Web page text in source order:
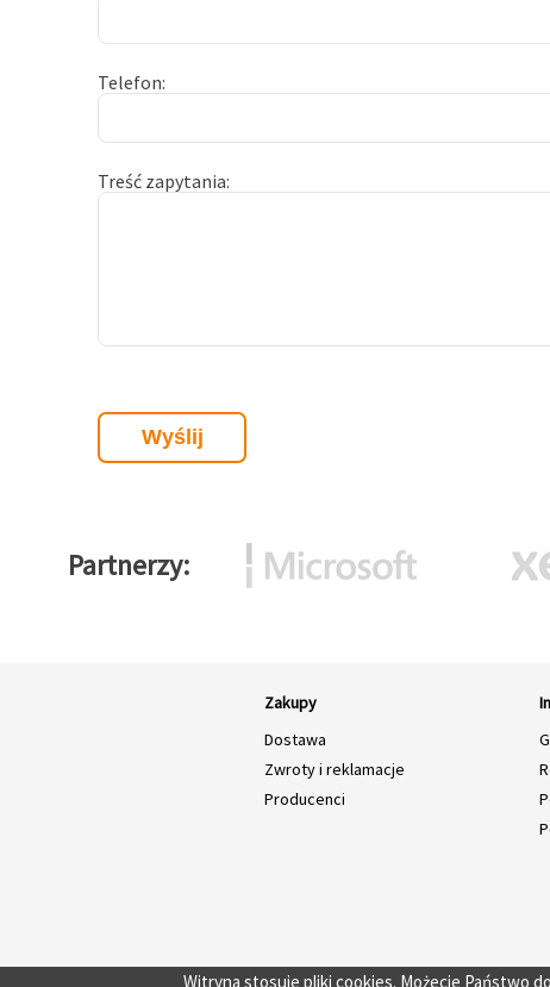
Telefon
Treść zapytania
Partnerzy
Zakupy
Dostawa
Zwroty i reklamacje
Producenci
Witryna stosuje pliki cookies. Możecie Państwo